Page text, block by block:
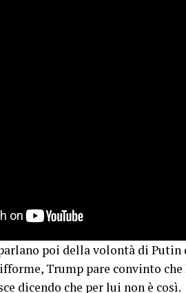
poi della volontà di Putin
Trump pare convinto
dicendo che per lui non è così.